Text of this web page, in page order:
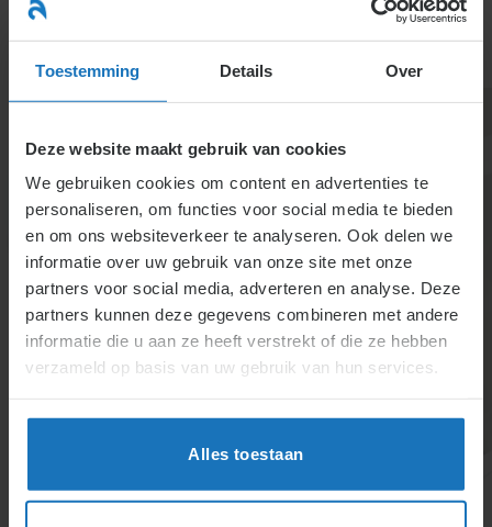
Toestemming Details Over
Deze website maakt gebruik van cookies
We gebruiken cookies om content en advertenties te
personaliseren, om functies voor social media te bieden
en om ons websiteverkeer te analyseren. Ook delen we
informatie over uw gebruik van onze site met onze
partners voor social media, adverteren en analyse. Deze
partners kunnen deze gegevens combineren met andere
informatie die u aan ze heeft verstrekt of die ze hebben
verzameld op basis van uw gebruik van hun services.
Alles toestaan
naar
inhoud
Instellen onderzoek
voor ontslag op
staande voet
Bij twijfel over ontslag op staande voet is een
zorgvuldig en discreet onderzoek vereist. Non-actief
reputatierisico’s voor de werknemer. Zorgvuldigheid